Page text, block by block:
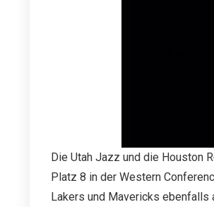
Die Utah Jazz und die Houston
Platz 8 in der Western
Lakers und Mavericks